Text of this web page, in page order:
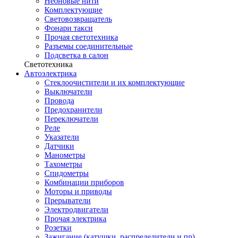
Комплектующие
Световозвращатель
Фонари такси
Прочая светотехника
Разъемы соединительные
Подсветка в салон
Светотехника
Автоэлектрика
Стеклоочистители и их комплектующие
Выключатели
Провода
Предохранители
Переключатели
Реле
Указатели
Датчики
Манометры
Тахометры
Спидометры
Комбинации приборов
Моторы и приводы
Прерыватели
Электродвигатели
Прочая электрика
Розетки